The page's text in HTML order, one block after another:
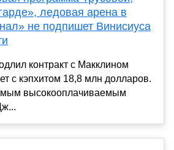
ледовая арена в
не подпишет Винисиуса
контракт с Макклином
с кэпхитом 18,8 млн долларов.
высокооплачиваемым